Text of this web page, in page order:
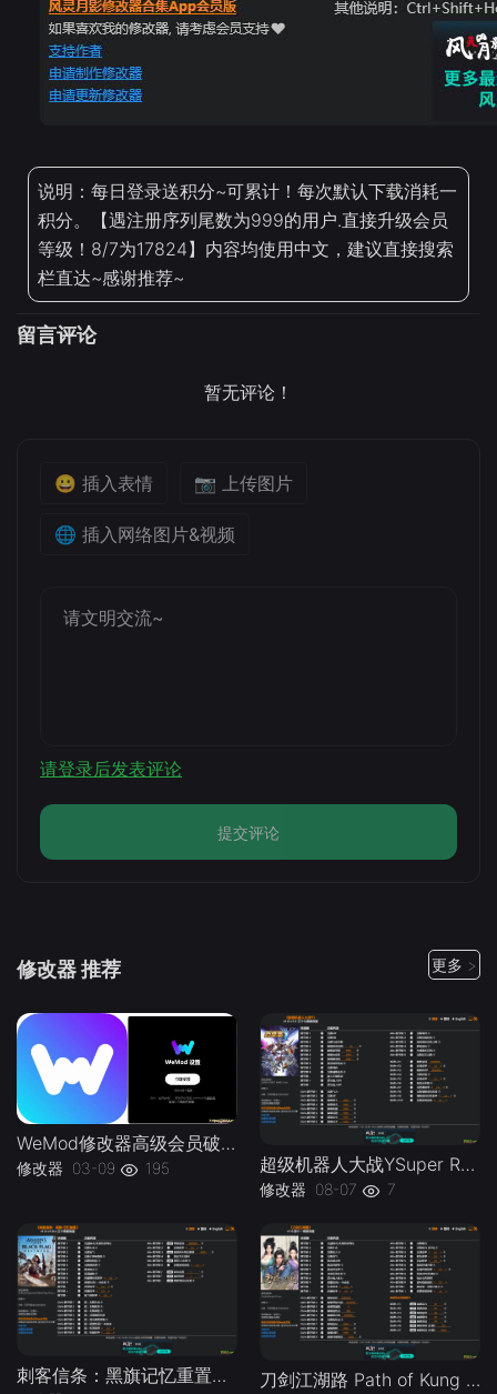
说明：每日登录送积分~可累计！每次默认下载消耗一
积分。【遇注册序列尾数为999的用户.直接升级会员
等级！8/7为17824】内容均使用中文，建议直接搜索
栏直达~感谢推荐~
留言评论
暂无评论！
😀 插入表情 📷 上传图片
🌐 插入网络图片&视频
请登录后发表评论
提交评论
修改器 推荐 更多 >
WeMod修改器高级会员破解版.综合类修改器软件解锁版-
修改器 03-09 195 超级机器人大战YSuper Robot Wars Y v1.0-v1.2 Plus 37 Trainer-单机修改器下载-仅支持迅雷（部分修改器仅支持本站游戏本体
修改器 08-07 7
刺客信条：黑旗记忆重置Assassins Creed Black Flag Resynced v1.0-v1.0.x Plus 30 Trainer-单机修改器下载-仅支持迅雷（部分修改器仅支持本站游戏本体 刀剑江湖路 Path of Kung Fu v1.0 Plus 41 Trainer-单机修改器下载-仅支持迅雷（部分修改器仅支持本站游戏本体